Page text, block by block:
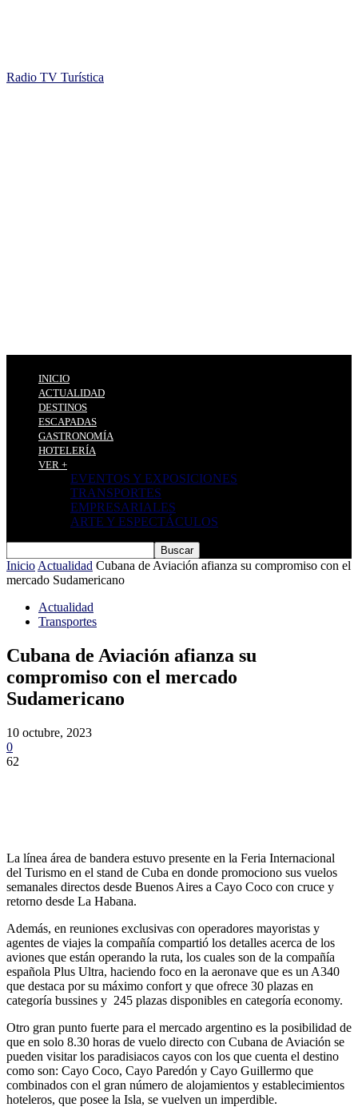
Radio TV Turística
INICIO
ACTUALIDAD
DESTINOS
ESCAPADAS
GASTRONOMÍA
HOTELERÍA
VER +
EVENTOS Y EXPOSICIONES
TRANSPORTES
EMPRESARIALES
ARTE Y ESPECTÁCULOS
Inicio Actualidad Cubana de Aviación afianza su compromiso con el
mercado Sudamericano
Actualidad
Transportes
Cubana de Aviación afianza su
compromiso con el mercado
Sudamericano
10 octubre, 2023
0
62
La línea área de bandera estuvo presente en la Feria Internacional
del Turismo en el stand de Cuba en donde promociono sus vuelos
semanales directos desde Buenos Aires a Cayo Coco con cruce y
retorno desde La Habana.
Además, en reuniones exclusivas con operadores mayoristas y
agentes de viajes la compañía compartió los detalles acerca de los
aviones que están operando la ruta, los cuales son de la compañía
española Plus Ultra, haciendo foco en la aeronave que es un A340
que destaca por su máximo confort y que ofrece 30 plazas en
categoría bussines y 245 plazas disponibles en categoría economy.
Otro gran punto fuerte para el mercado argentino es la posibilidad de
que en solo 8.30 horas de vuelo directo con Cubana de Aviación se
pueden visitar los paradisiacos cayos con los que cuenta el destino
como son: Cayo Coco, Cayo Paredón y Cayo Guillermo que
combinados con el gran número de alojamientos y establecimientos
hoteleros, que posee la Isla, se vuelven un imperdible.